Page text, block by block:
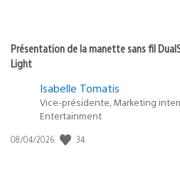
Présentation de la manette sans fil
Light
Isabelle Tomatis
Vice-présidente, Marketing
Entertainment
Date
08/04/2026 34